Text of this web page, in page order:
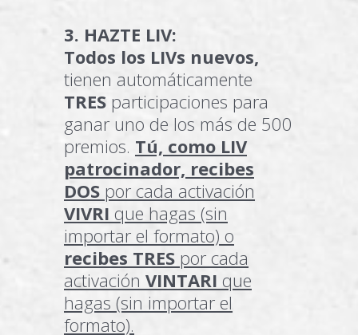
3. HAZTE LIV:
Todos los LIVs nuevos,
tienen automáticamente
TRESparticipaciones para
ganar uno de los más de 500
premios. Tú, como LIV
patrocinador, recibes
DOSpor cada activación
VIVRI que hagas (sin
importar el formato) o
recibes TRESpor cada
activación VINTARI que
hagas (sin importar el
formato).